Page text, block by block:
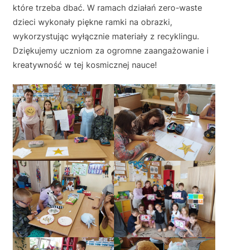
które trzeba dbać. W ramach działań zero-waste
dzieci wykonały piękne ramki na obrazki,
wykorzystując wyłącznie materiały z recyklingu.
Dziękujemy uczniom za ogromne zaangażowanie i
kreatywność w tej kosmicznej nauce!